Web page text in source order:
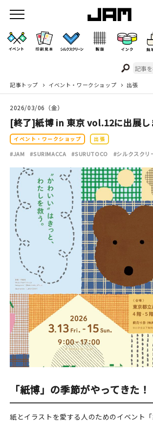
JAMのこと
お店/ワークスペース
イベント
印刷見本
シルクスクリーン
無地素材
紙
本
文房具
雑貨
はんこ
記事トップ イベント・ワークショップ 出張
2026/03/06（金）
[終了]紙博 in 東京 vol.12に出展し
イベント・ワークショップ 出張
#JAM #SURIMACCA #SURUTOCO #シルクスクリ
「紙博」の季節がやってきた！
紙とイラストを愛する人のためのイベント「